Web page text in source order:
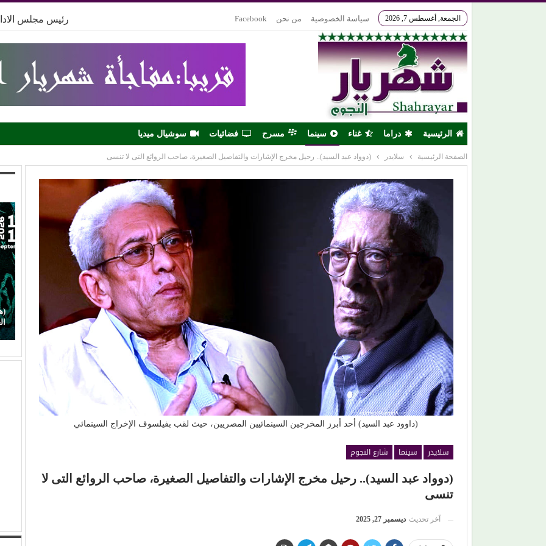
الجمعة, أغسطس 7, 2026 سياسة الخصوصية من نحن Facebook رئيس مجلس
الرئيسية دراما غناء سينما مسرح فضائيات سوشيال ميديا
الصفحة الرئيسية سلايدر (دوواد عبد السيد).. رحيل مخرج الإشارات والتفاصيل الصغيرة، صاحب الروائع التى لا تنسى
(داوود عبد السيد) أحد أبرز المخرجين السينمائيين المصريين، حيث لقب بفيلسوف الإخراج السينمائي
سلايدر سينما
شارع النجوم
(دوواد عبد السيد).. رحيل مخرج الإشارات والتفاصيل الصغيرة، صاحب الروائع التى لا
تنسى
آخر تحديث ديسمبر 27, 2025
(بعد الليل).. هل يقدم (محمد الشرنوبي) أهم محطة في
مشواره الفني؟
(هاني شنودة).. الغائب الذي سيقود افتتاح (مهرجان
الغردقة) بألحانه الخالدة